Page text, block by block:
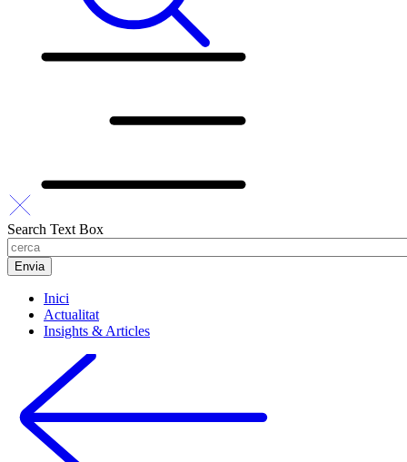
Search Text Box
Inici
Actualitat
Insights & Articles